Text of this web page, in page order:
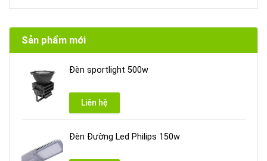
Sản phẩm mới
Đèn sportlight 500w
Liên hệ
Đèn Đường Led Philips 150w